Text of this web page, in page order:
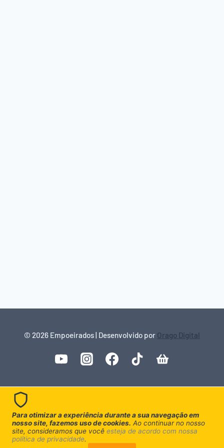
© 2026 Empoeirados | Desenvolvido por Orago Digital
Para otimizar a experiência durante a sua navegação em
nosso site, fazemos uso de cookies. Ao continuar no nosso
site, consideramos que você esteja de acordo com nossa
política de privacidade.